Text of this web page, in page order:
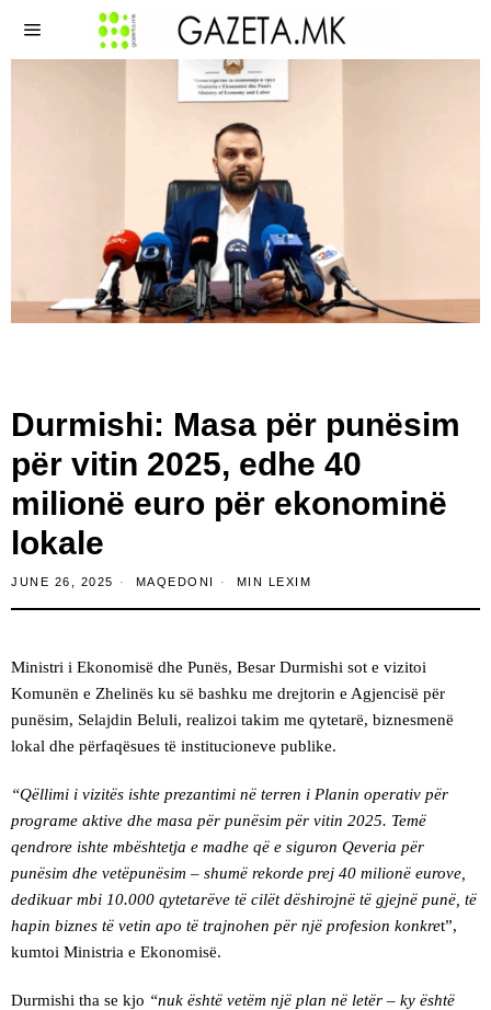
Durmishi: Masa për punësim
për vitin 2025, edhe 40
milionë euro për ekonominë
lokale
JUNE 26, 2025 MAQEDONI MIN LEXIM
Ministri i Ekonomisë dhe Punës, Besar Durmishi sot e vizitoi
Komunën e Zhelinës ku së bashku me drejtorin e Agjencisë për
punësim, Selajdin Beluli, realizoi takim me qytetarë, biznesmenë
lokal dhe përfaqësues të institucioneve publike.
“Qëllimi i vizitës ishte prezantimi në terren i Planin operativ për
programe aktive dhe masa për punësim për vitin 2025. Temë
qendrore ishte mbështetja e madhe që e siguron Qeveria për
punësim dhe vetëpunësim – shumë rekorde prej 40 milionë eurove,
dedikuar mbi 10.000 qytetarëve të cilët dëshirojnë të gjejnë punë, të
hapin biznes të vetin apo të trajnohen për një profesion konkret”,
kumtoi Ministria e Ekonomisë.
Durmishi tha se kjo “nuk është vetëm një plan në letër – ky është